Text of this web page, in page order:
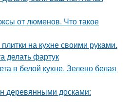
от люменов. Что такое
на кухне своими руками.
делать фартук
в белой кухне. Зелено белая
деревянными досками: